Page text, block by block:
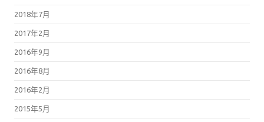
2018年7月
2017年2月
2016年9月
2016年8月
2016年2月
2015年5月